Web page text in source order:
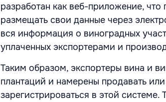
разработан как веб-приложение,
размещать свои данные через
вся информация о виноградных
уплаченных экспортерами и
Таким образом, экспортеры вина и
плантаций и намерены продавать
зарегистрироваться в этой системе.